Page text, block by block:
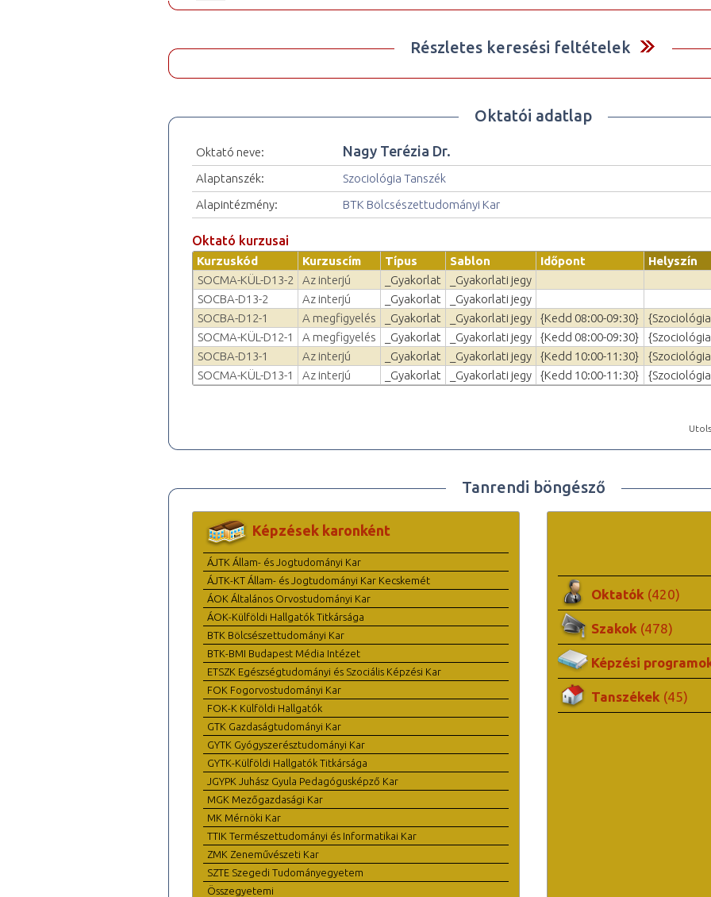
Részletes keresési feltételek
Oktatói adatlap
Oktató neve: Nagy Terézia Dr.
Alaptanszék:
Szociológia Tanszék
Alapintézmény:
BTK Bölcsészettudományi Kar
Oktató kurzusai
Kurzuskód Kurzuscím Típus Sablon Időpont
Helyszín
SOCMA-KÜL-D13-2
Az interjú _Gyakorlat
_Gyakorlati jegy
SOCBA-D13-2
Az interjú _Gyakorlat
_Gyakorlati jegy
SOCBA-D12-1
A megfigyelés _Gyakorlat _Gyakorlati jegy {Kedd 08:00-09:30}
SOCMA-KÜL-D12-1
A megfigyelés _Gyakorlat _Gyakorlati jegy {Kedd 08:00-09:30}
SOCBA-D13-1
Az interjú _Gyakorlat _Gyakorlati jegy {Kedd 10:00-11:30}
SOCMA-KÜL-D13-1
Az interjú _Gyakorlat _Gyakorlati jegy {Kedd 10:00-11:30}
Tanrendi böngésző
Képzések karonként
ÁJTK Állam- és Jogtudományi Kar
ÁJTK-KT Állam- és Jogtudományi Kar Kecskemét
ÁOK Általános Orvostudományi Kar
ÁOK-Külföldi Hallgatók Titkársága
BTK Bölcsészettudományi Kar
BTK-BMI Budapest Média Intézet
ETSZK Egészségtudományi és Szociális Képzési Kar
FOK Fogorvostudományi Kar
FOK-K Külföldi Hallgatók
GTK Gazdaságtudományi Kar
GYTK Gyógyszerésztudományi Kar
GYTK-Külföldi Hallgatók Titkársága
JGYPK Juhász Gyula Pedagógusképző Kar
MGK Mezőgazdasági Kar
MK Mérnöki Kar
TTIK Természettudományi és Informatikai Kar
ZMK Zeneművészeti Kar
SZTE Szegedi Tudományegyetem
Összegyetemi
Oktatók (420)
Szakok (478)
Képzési
Tanszékek (45)